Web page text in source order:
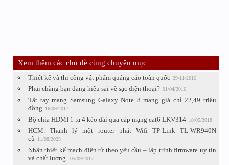
Xem thêm các chủ đề cùng chuyên mục
Thiết kế và thi công vật phẩm quảng cáo toàn quốc 29/11/2016
Phải chăng bạn đang hiểu sai về sạc điện thoại? 01/04/2016
Tất tay mang Samsung Galaxy Note 8 mang giá chỉ 22,49 triệu
đồng
16/09/2017
Bộ chia HDMI 1 ra 4 kéo dài qua cáp mạng cat6 LKV314 18/05/2018
HCM. Thanh lý một router phát Wifi TP-Link TL-WR940N
cũ
11/08/2025
Nhận thiết kế mạch điện tử theo yêu cầu – lập trình firmware uy tín
và chất lượng. 05/09/2017